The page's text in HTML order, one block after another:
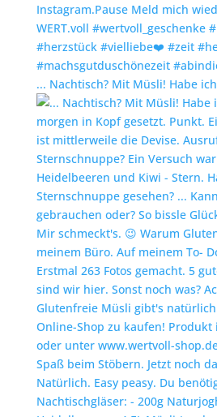
... Nachtisch? Mit Müsli! Habe